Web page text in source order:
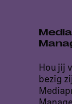
Hou jij
bezig